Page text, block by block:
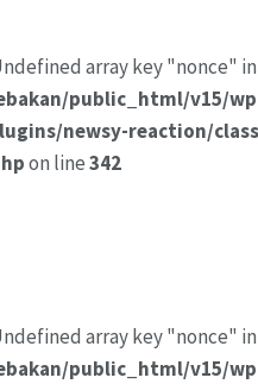
array key "nonce" in
public_html/v15/
newsy-reaction/
on line342
array key "nonce" in
public_html/v15/